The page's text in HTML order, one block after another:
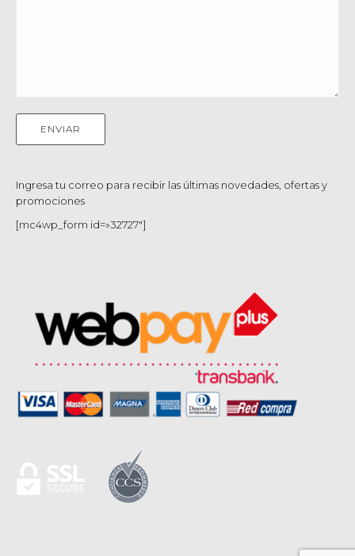
Ingresa tu correo para recibir las últimas novedades, ofertas y
promociones
[mc4wp_form id=»32727″]